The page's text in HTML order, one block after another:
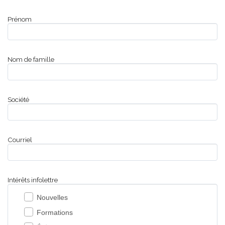
Prénom
Nom de famille
Société
Courriel
Intérêts infolettre
Nouvelles
Formations